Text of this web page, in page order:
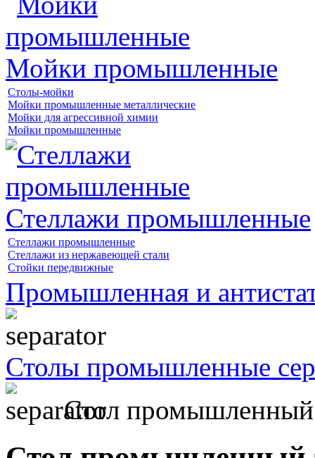
Мойки промышленные
Столы-мойки
Мойки промышленные металлические
Мойки для агрессивной химии
Мойки промышленные
Стеллажи промышленные
Стеллажи промышленные
Стеллажи из нержавеющей стали
Стойки передвижные
Промышленная и
Столы промышленные
Стол